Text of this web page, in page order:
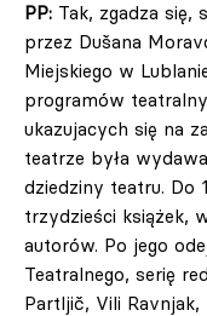
PP: Tak, zgadza się,
przez Dušana
Miejskiego w
programów
ukazujacych się na
teatrze była
dziedziny teatru. Do
trzydzieści książek,
autorów. Po jego
Teatralnego, serię
Partljič, Vili Ravnjak,